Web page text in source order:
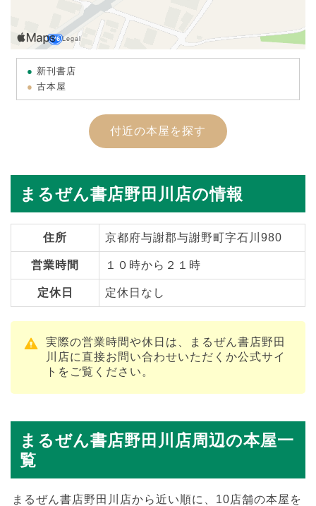
新刊書店
古本屋
付近の本屋を探す
まるぜん書店野田川店の情報
住所 京都府与謝郡与謝野町字石川980
営業時間 １０時から２１時
定休日 定休日なし
実際の営業時間や休日は、まるぜん書店野田
川店に直接お問い合わせいただくか公式サイ
トをご覧ください。
まるぜん書店野田川店周辺の本屋一
覧
まるぜん書店野田川店から近い順に、10店舗の本屋を